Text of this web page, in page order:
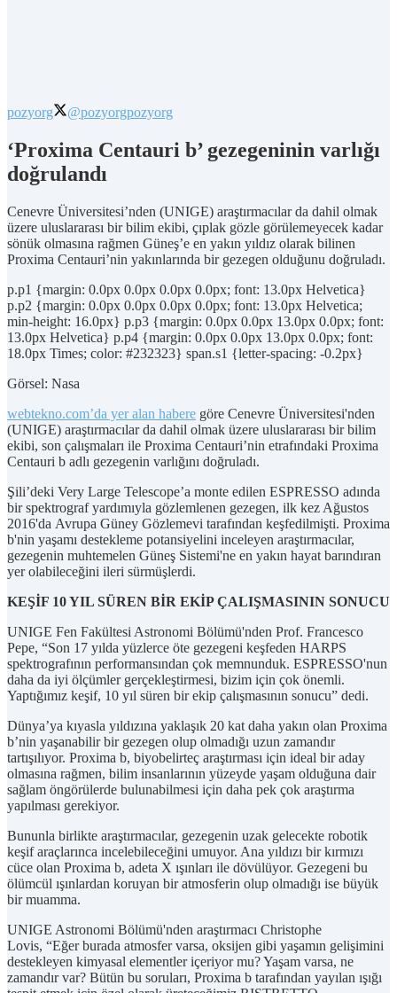
pozyorg @pozyorgpozyorg
‘Proxima Centauri b’ gezegeninin varlığı
doğrulandı
Cenevre Üniversitesi’nden (UNIGE) araştırmacılar da dahil olmak
üzere uluslararası bir bilim ekibi, çıplak gözle görülemeyecek kadar
sönük olmasına rağmen Güneş’e en yakın yıldız olarak bilinen
Proxima Centauri’nin yakınlarında bir gezegen olduğunu doğruladı.
p.p1 {margin: 0.0px 0.0px 0.0px 0.0px; font: 13.0px Helvetica}
p.p2 {margin: 0.0px 0.0px 0.0px 0.0px; font: 13.0px Helvetica;
min-height: 16.0px} p.p3 {margin: 0.0px 0.0px 13.0px 0.0px; font:
13.0px Helvetica} p.p4 {margin: 0.0px 0.0px 13.0px 0.0px; font:
18.0px Times; color: #232323} span.s1 {letter-spacing: -0.2px}
Görsel: Nasa
webtekno.com’da yer alan habere göre Cenevre Üniversitesi'nden
(UNIGE) araştırmacılar da dahil olmak üzere uluslararası bir bilim
ekibi, son çalışmaları ile Proxima Centauri’nin etrafındaki Proxima
Centauri b adlı gezegenin varlığını doğruladı.
Şili’deki Very Large Telescope’a monte edilen ESPRESSO adında
bir spektrograf yardımıyla gözlemlenen gezegen, ilk kez Ağustos
2016'da Avrupa Güney Gözlemevi tarafından keşfedilmişti. Proxima
b'nin yaşamı destekleme potansiyelini inceleyen araştırmacılar,
gezegenin muhtemelen Güneş Sistemi'ne en yakın hayat barındıran
yer olabileceğini ileri sürmüşlerdi.
KEŞİF 10 YIL SÜREN BİR EKİP ÇALIŞMASININ SONUCU
UNIGE Fen Fakültesi Astronomi Bölümü'nden Prof. Francesco
Pepe, “Son 17 yılda yüzlerce öte gezegeni keşfeden HARPS
spektrografının performansından çok memnunduk. ESPRESSO'nun
daha da iyi ölçümler gerçekleştirmesi, bizim için çok önemli.
Yaptığımız keşif, 10 yıl süren bir ekip çalışmasının sonucu” dedi.
Dünya’ya kıyasla yıldızına yaklaşık 20 kat daha yakın olan Proxima
b’nin yaşanabilir bir gezegen olup olmadığı uzun zamandır
tartışılıyor. Proxima b, biyobelirteç araştırması için ideal bir aday
olmasına rağmen, bilim insanlarının yüzeyde yaşam olduğuna dair
sağlam öngörülerde bulunabilmesi için daha pek çok araştırma
yapılması gerekiyor.
Bununla birlikte araştırmacılar, gezegenin uzak gelecekte robotik
keşif araçlarınca incelebileceğini umuyor. Ana yıldızı bir kırmızı
cüce olan Proxima b, adeta X ışınları ile dövülüyor. Gezegeni bu
ölümcül ışınlardan koruyan bir atmosferin olup olmadığı ise büyük
bir muamma.
UNIGE Astronomi Bölümü'nden araştırmacı Christophe
Lovis, “Eğer burada atmosfer varsa, oksijen gibi yaşamın gelişimini
destekleyen kimyasal elementler içeriyor mu? Yaşam varsa, ne
zamandır var? Bütün bu soruları, Proxima b tarafından yayılan ışığı